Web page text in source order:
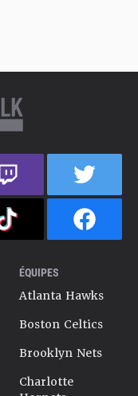
ÉQUIPES
Atlanta Hawks
Boston Celtics
Brooklyn Nets
Charlotte